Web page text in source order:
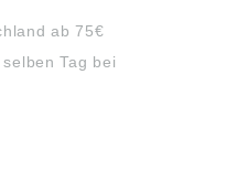
ab 75€
Tag bei